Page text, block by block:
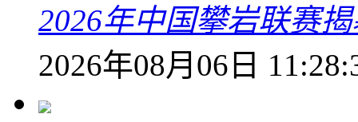
2026年中国攀岩联赛
2026年08月06日